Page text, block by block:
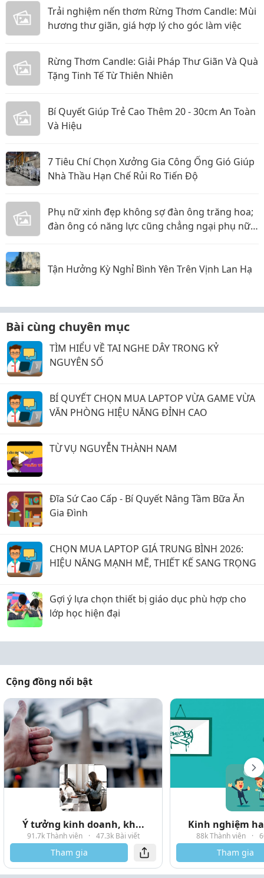
Trải nghiệm nến thơm Rừng Thơm Candle: Mùi
hương thư giãn, giá hợp lý cho góc làm việc
Rừng Thơm Candle: Giải Pháp Thư Giãn Và Quà
Tặng Tinh Tế Từ Thiên Nhiên
Bí Quyết Giúp Trẻ Cao Thêm 20 - 30cm An Toàn
Và Hiệu
7 Tiêu Chí Chọn Xưởng Gia Công Ống Gió Giúp
Nhà Thầu Hạn Chế Rủi Ro Tiến Độ
Phụ nữ xinh đẹp không sợ đàn ông trăng hoa;
đàn ông có năng lực cũng chẳng ngại phụ nữ
Tận Hưởng Kỳ Nghỉ Bình Yên Trên Vịnh Lan Hạ
Bài cùng chuyên mục
TÌM HIỂU VỀ TAI NGHE DÂY TRONG KỶ
NGUYÊN SỐ
BÍ QUYẾT CHỌN MUA LAPTOP VỪA GAME VỪA
VĂN PHÒNG HIỆU NĂNG ĐỈNH CAO
TỪ VỤ NGUYỄN THÀNH NAM
Đĩa Sứ Cao Cấp - Bí Quyết Nâng Tầm Bữa Ăn
Gia Đình
CHỌN MUA LAPTOP GIÁ TRUNG BÌNH 2026:
HIỆU NĂNG MẠNH MẼ, THIẾT KẾ SANG TRỌNG
Gợi ý lựa chọn thiết bị giáo dục phù hợp cho
lớp học hiện đại
Cộng đồng nổi bật
Ý tưởng kinh doanh, kh...
91.7k Thành viên · 47.3k Bài viết
Tham gia
Kinh nghiệm
88k Thành viên ·
Tham gia